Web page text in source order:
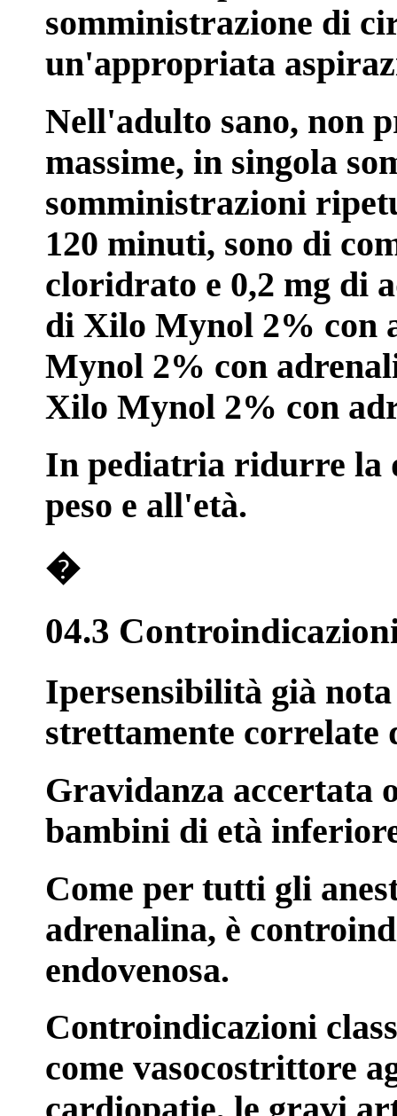
somministrazione di
un'appropriata
Nell'adulto sano, non
massime, in singola
somministrazioni
120 minuti, sono di
cloridrato e 0,2 mg di
di Xilo Mynol 2% con
Mynol 2% con
Xilo Mynol 2% con
In pediatria ridurre la
peso e all'età.
�
04.3
Ipersensibilità già
strettamente correlate
Gravidanza accertata
bambini di età
Come per tutti gli
adrenalina, è
endovenosa.
Controindicazioni
come vasocostrittore